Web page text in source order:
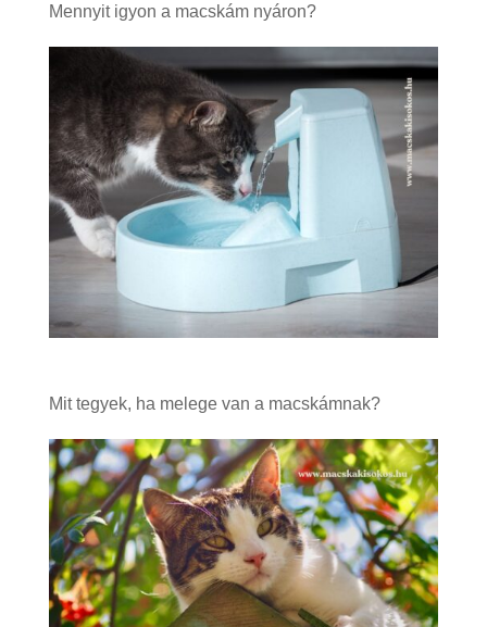
Mennyit igyon a macskám nyáron?
Mit tegyek, ha melege van a macskámnak?